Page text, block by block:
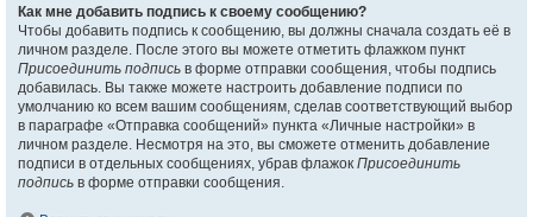
Как мне добавить подпись к своему сообщению?
Чтобы добавить подпись к сообщению, вы должны сначала создать её в
личном разделе. После этого вы можете отметить флажком пункт
Присоединить подпись в форме отправки сообщения, чтобы подпись
добавилась. Вы также можете настроить добавление подписи по
умолчанию ко всем вашим сообщениям, сделав соответствующий выбор
в параграфе «Отправка сообщений» пункта «Личные настройки» в
личном разделе. Несмотря на это, вы сможете отменить добавление
подписи в отдельных сообщениях, убрав флажок Присоединить
подпись в форме отправки сообщения.